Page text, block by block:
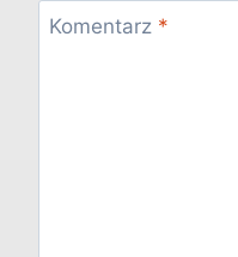
Komentarz *